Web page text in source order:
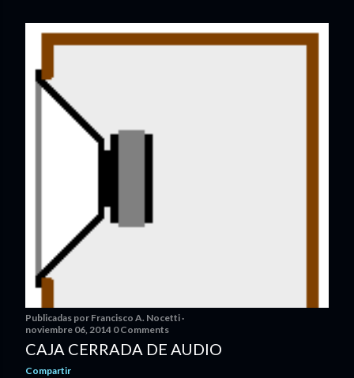
Publicadas por Francisco A. Nocetti
noviembre 06, 2014 0 Comments
CAJA CERRADA DE AUDIO
Compartir